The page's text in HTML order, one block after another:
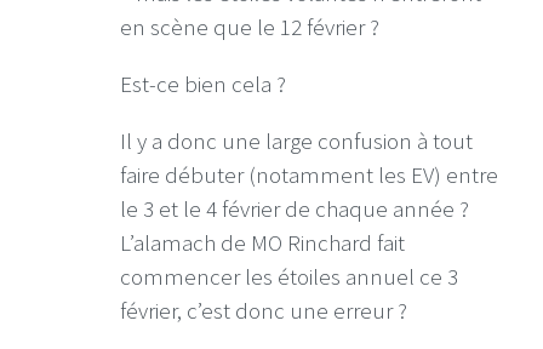
en scène que le 12 février ?
Est-ce bien cela ?
Il y a donc une large confusion à tout
faire débuter (notamment les EV) entre
le 3 et le 4 février de chaque année ?
L’alamach de MO Rinchard fait
commencer les étoiles annuel ce 3
février, c’est donc une erreur ?